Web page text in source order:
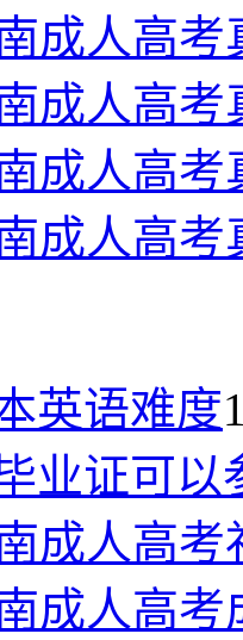
成人高
成人高
成人高
成人高
英语难度
业证可
成人高
成人高